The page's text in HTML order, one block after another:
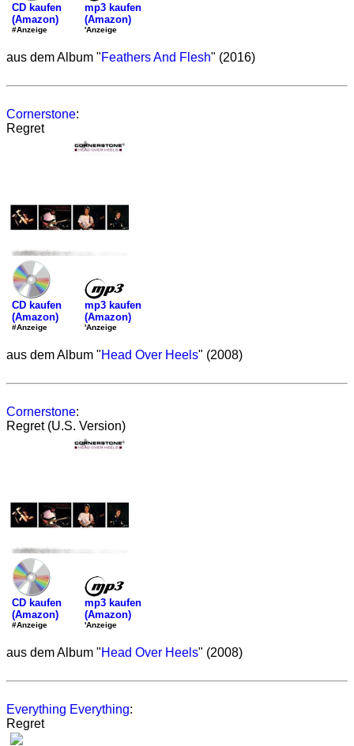
CD kaufen
(Amazon)
#Anzeige
mp3 kaufen
(Amazon)
'Anzeige
aus dem Album "Feathers And Flesh" (2016)
Cornerstone:
Regret
CD kaufen
(Amazon)
#Anzeige
mp3 kaufen
(Amazon)
'Anzeige
aus dem Album "Head Over Heels" (2008)
Cornerstone:
Regret (U.S. Version)
CD kaufen
(Amazon)
#Anzeige
mp3 kaufen
(Amazon)
'Anzeige
aus dem Album "Head Over Heels" (2008)
Everything Everything:
Regret